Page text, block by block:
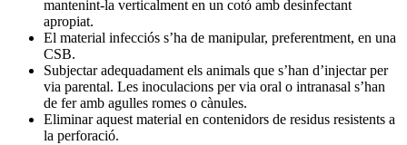
mantenint-la verticalment en un cotó amb desinfectant
apropiat.
El material infecciós s’ha de manipular, preferentment, en una
CSB.
Subjectar adequadament els animals que s’han d’injectar per
via parental. Les inoculacions per via oral o intranasal s’han
de fer amb agulles romes o cànules.
Eliminar aquest material en contenidors de residus resistents a
la perforació.